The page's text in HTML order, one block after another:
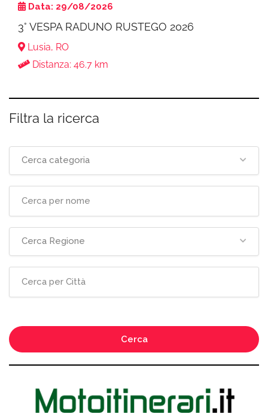
Data: 29/08/2026
3° VESPA RADUNO RUSTEGO 2026
Lusia, RO
Distanza: 46.7 km
Filtra la ricerca
Cerca categoria
Cerca Regione
Cerca